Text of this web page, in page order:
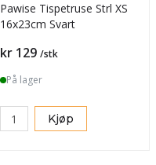
Pawise Tispetruse Strl XS
16x23cm Svart
Pris
kr 129 /stk
På lager
Kjøp